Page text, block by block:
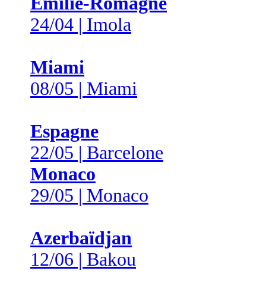
24/04 | Imola
Miami
08/05 | Miami
Espagne
22/05 | Barcelone
Monaco
29/05 | Monaco
Azerbaïdjan
12/06 | Bakou